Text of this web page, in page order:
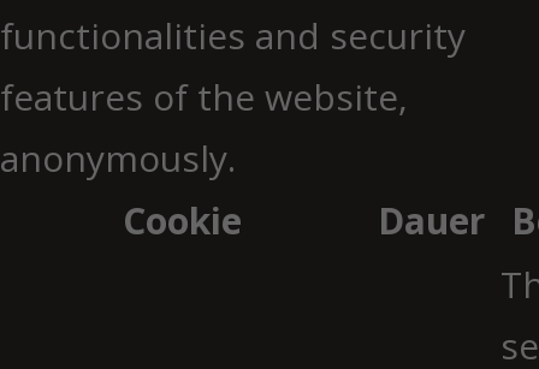
functionalities and security
features of the website,
anonymously.
Cookie
Dauer